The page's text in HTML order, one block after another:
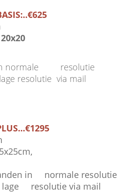
in normale resolutie
resolutie via mail
..€1295
in normale resolutie
lage resolutie via mail